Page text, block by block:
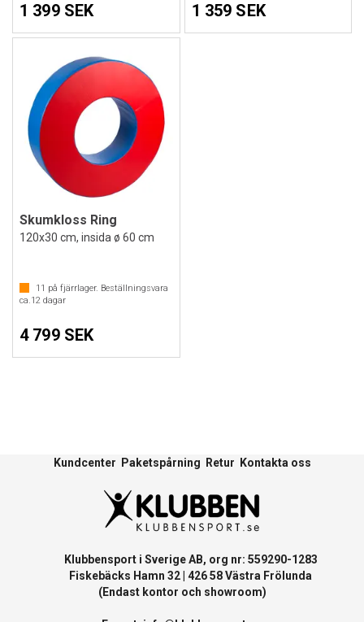
1 399 SEK 1 359 SEK
Skumkloss Ring
120x30 cm, insida ø 60 cm
11 på fjärrlager. Beställningsvara
ca.12 dagar
4 799 SEK
Kundcenter Paketspårning Retur Kontakta oss
Klubbensport i Sverige AB, org nr: 559290-1283
Fiskebäcks Hamn 32 | 426 58 Västra Frölunda
(Endast kontor och showroom)